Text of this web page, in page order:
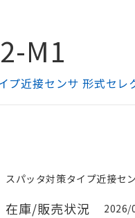
M1
プ近接センサ 形式セレ
スパッタ対策タイプ近接セ
在庫/販売状況
2026/